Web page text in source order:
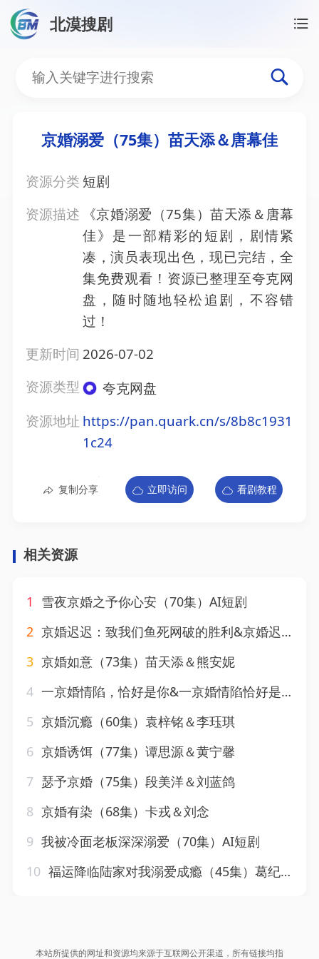
北漠搜剧
京婚溺爱（75集）苗天添
京婚溺爱（75集）苗天添＆唐幕佳
资源分类 短剧
资源描述
《京婚溺爱（75集）苗天添＆唐幕
佳》是一部精彩的短剧，剧情紧
凑，演员表现出色，现已完结，全
集免费观看！资源已整理至夸克网
盘，随时随地轻松追剧，不容错
过！
更新时间 2026-07-02
资源类型
夸克网盘
资源地址 https://pan.quark.cn/s/8b8c1931
1c24
复制分享 立即访问 看剧教程
相关资源
1
雪夜京婚之予你心安（70集）AI短剧
2 京婚迟迟：致我们鱼死网破的胜利&京婚迟迟致我们鱼死网破的胜利（80集）张姝婧＆张珈宁
3 京婚如意（73集）苗天添＆熊安妮
4 一京婚情陷，恰好是你&一京婚情陷恰好是你（100集）AI短剧
5 京婚沉瘾（60集）袁梓铭＆李珏琪
6 京婚诱饵（77集）谭思源＆黄宁馨
7 瑟予京婚（75集）段美洋＆刘蓝鸽
8 京婚有染（68集）卡戎＆刘念
9 我被冷面老板深深溺爱（70集）AI短剧
10 福运降临陆家对我溺爱成瘾（45集）葛纪选＆周雨禾
本站所提供的网址和资源均来源于互联网公开渠道，所有链接均指